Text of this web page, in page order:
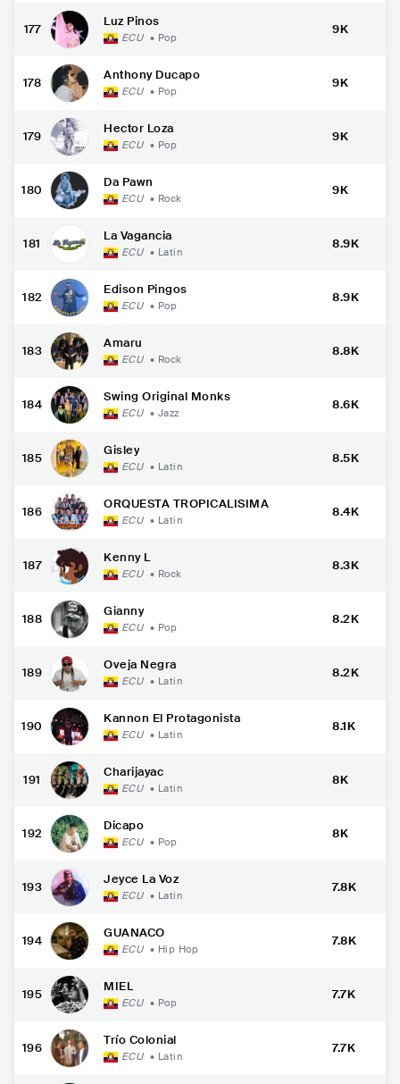
177
Luz Pinos
ECU • Pop
9K
178
Anthony Ducapo
ECU • Pop
9K
179
Hector Loza
ECU • Pop
9K
180
Da Pawn
ECU • Rock
9K
181
La Vagancia
ECU • Latin
8.9K
182
Edison Pingos
ECU • Pop
8.9K
183
Amaru
ECU • Rock
8.8K
184
Swing Original Monks
ECU • Jazz
8.6K
185
Gisley
ECU • Latin
8.5K
186
ORQUESTA TROPICALISIMA
ECU • Latin
8.4K
187
Kenny L
ECU • Rock
8.3K
188
Gianny
ECU • Pop
8.2K
189
Oveja Negra
ECU • Latin
8.2K
190
Kannon El Protagonista
ECU • Latin
8.1K
191
Charijayac
ECU • Latin
8K
192
Dicapo
ECU • Pop
8K
193
Jeyce La Voz
ECU • Latin
7.8K
194
GUANACO
ECU • Hip Hop
7.8K
195
MIEL
ECU • Pop
7.7K
196
Trío Colonial
ECU • Latin
7.7K